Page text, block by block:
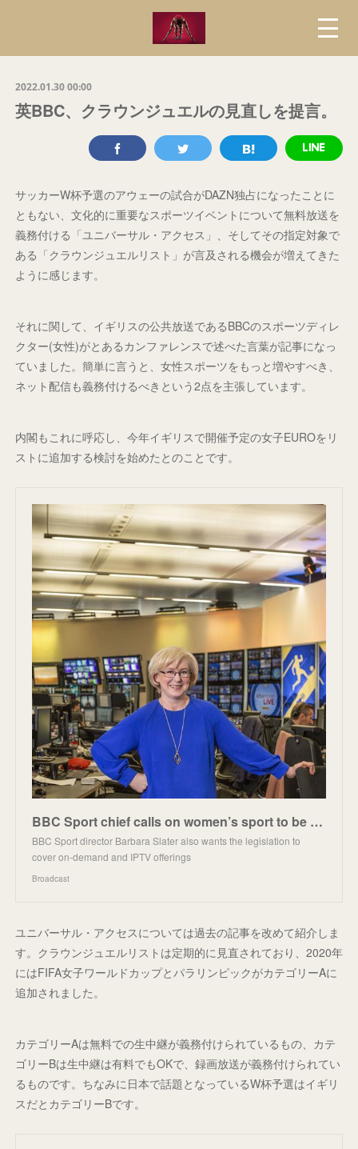
2022.01.30 00:00
英BBC、クラウンジュエルの見直しを提言。
サッカーW杯予選のアウェーの試合がDAZN独占になったことに
ともない、文化的に重要なスポーツイベントについて無料放送を
義務付ける「ユニバーサル・アクセス」、そしてその指定対象で
ある「クラウンジュエルリスト」が言及される機会が増えてきた
ように感じます。
それに関して、イギリスの公共放送であるBBCのスポーツディレ
クター(女性)がとあるカンファレンスで述べた言葉が記事になっ
ていました。簡単に言うと、女性スポーツをもっと増やすべき、
ネット配信も義務付けるべきという2点を主張しています。
内閣もこれに呼応し、今年イギリスで開催予定の女子EUROをリ
ストに追加する検討を始めたとのことです。
BBC Sport chief calls on women’s sport to be added to listed events
BBC Sport director Barbara Slater also wants the legislation to
cover on-demand and IPTV offerings
Broadcast
ユニバーサル・アクセスについては過去の記事を改めて紹介しま
す。クラウンジュエルリストは定期的に見直されており、2020年
にはFIFA女子ワールドカップとパラリンピックがカテゴリーAに
追加されました。
カテゴリーAは無料での生中継が義務付けられているもの、カテ
ゴリーBは生中継は有料でもOKで、録画放送が義務付けられてい
るものです。ちなみに日本で話題となっているW杯予選はイギリ
スだとカテゴリーBです。